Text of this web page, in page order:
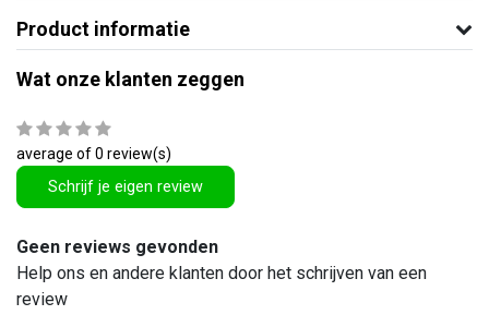
Product informatie
Wat onze klanten zeggen
average of 0 review(s)
Schrijf je eigen review
Geen reviews gevonden
Help ons en andere klanten door het schrijven van een
review